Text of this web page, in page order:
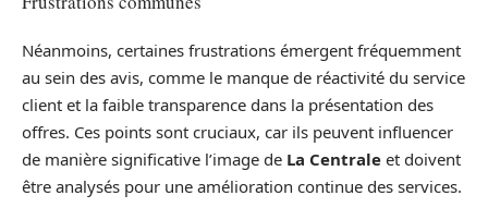
Néanmoins, certaines frustrations émergent fréquemment
au sein des avis, comme le manque de réactivité du service
client et la faible transparence dans la présentation des
offres. Ces points sont cruciaux, car ils peuvent influencer
de manière significative l’image de La Centrale et doivent
être analysés pour une amélioration continue des services.